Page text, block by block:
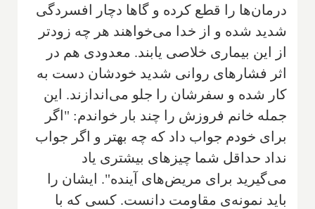
درمان‌ها را قطع کرده و گاها دچار افسردگی
شدید شده و از خدا می‌خواهند هر چه زودتر
از این بیماری خلاصی یابند. معدودی هم در
اثر فشارهای روانی شدید خودشان دست به
کار شده و سفرشان را جلو می‌اندازند. این
جمله خانم فروزش را چند بار خواندم: "اگر
برای خودم جواب داد که چه بهتر و اگر جواب
نداد حداقل شما چیزهای بیشتری یاد
می‌گیرید برای مریض‌های آینده". ایشان را
باید نمونه‌ی مقاومت دانست. کسی که با